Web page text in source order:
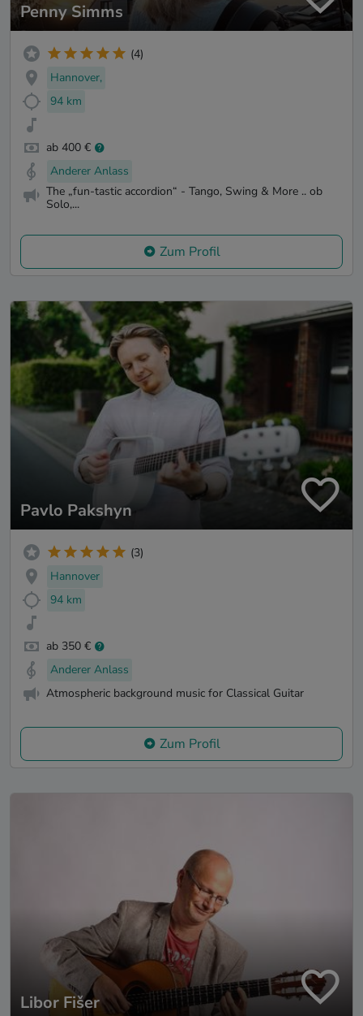
Penny Simms
(4)
Hannover,
94 km
ab 400 €
Anderer Anlass
The „fun-tastic accordion“ - Tango, Swing & More .. ob
Solo,...
Zum Profil
Pavlo Pakshyn
(3)
Hannover
94 km
ab 350 €
Anderer Anlass
Atmospheric background music for Classical Guitar
Zum Profil
Libor Fišer